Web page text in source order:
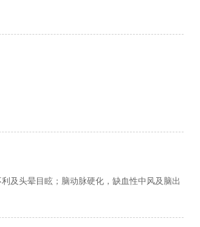
及头晕目眩；脑动脉硬化，缺血性中风及脑出